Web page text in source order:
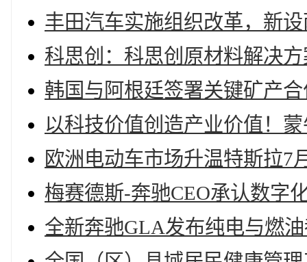
丰田汽车实施组织改革，新
科思创：科思创原材料解决
韩国与阿根廷签署关键矿产
以科技价值创造产业价值！
欧洲电动车市场升温特斯拉7
梅赛德斯-奔驰CEO承认数字
全新奔驰GLA发布纯电与燃